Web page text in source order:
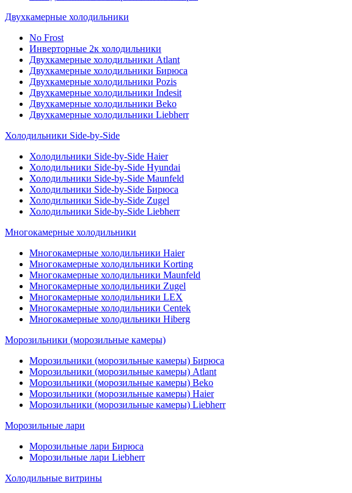
Двухкамерные холодильники
No Frost
Инверторные 2к холодильники
Двухкамерные холодильники Atlant
Двухкамерные холодильники Бирюса
Двухкамерные холодильники Pozis
Двухкамерные холодильники Indesit
Двухкамерные холодильники Beko
Двухкамерные холодильники Liebherr
Холодильники Side-by-Side
Холодильники Side-by-Side Haier
Холодильники Side-by-Side Hyundai
Холодильники Side-by-Side Maunfeld
Холодильники Side-by-Side Бирюса
Холодильники Side-by-Side Zugel
Холодильники Side-by-Side Liebherr
Многокамерные холодильники
Многокамерные холодильники Haier
Многокамерные холодильники Korting
Многокамерные холодильники Maunfeld
Многокамерные холодильники Zugel
Многокамерные холодильники LEX
Многокамерные холодильники Centek
Многокамерные холодильники Hiberg
Морозильники (морозильные камеры)
Морозильники (морозильные камеры) Бирюса
Морозильники (морозильные камеры) Atlant
Морозильники (морозильные камеры) Beko
Морозильники (морозильные камеры) Haier
Морозильники (морозильные камеры) Liebherr
Морозильные лари
Морозильные лари Бирюса
Морозильные лари Liebherr
Холодильные витрины